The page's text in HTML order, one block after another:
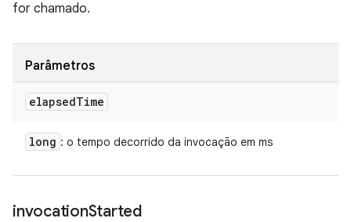
for chamado.
Parâmetros
elapsedTime
long : o tempo decorrido da invocação em ms
invocationStarted